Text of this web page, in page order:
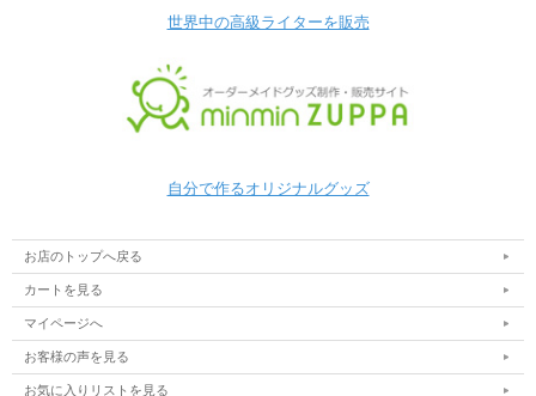
世界中の高級ライターを販売
自分で作るオリジナルグッズ
お店のトップへ戻る
カートを見る
マイページへ
お客様の声を見る
お気に入りリストを見る